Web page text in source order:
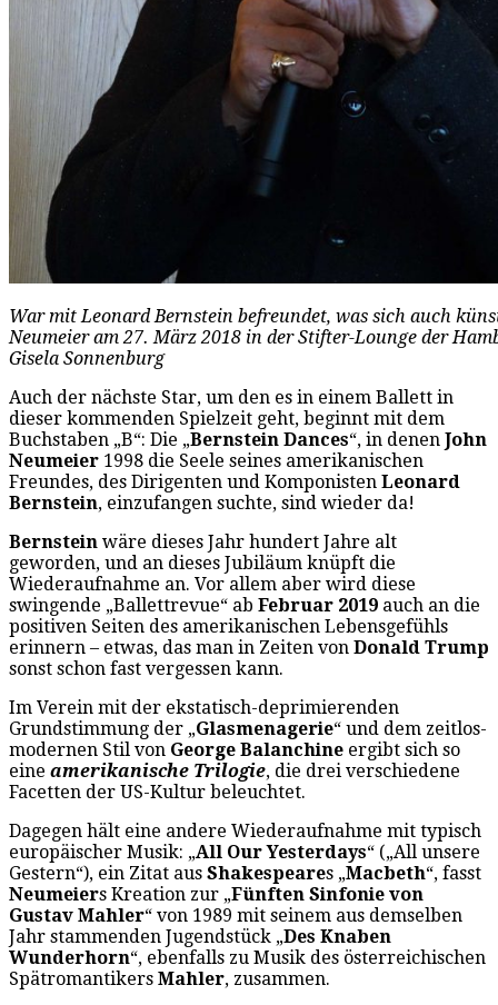
War mit Leonard Bernstein befreundet, was sich auch
Neumeier am 27. März 2018 in der Stifter-Lounge der
Gisela Sonnenburg
Auch der nächste Star, um den es in einem Ballett in
dieser kommenden Spielzeit geht, beginnt mit dem
Buchstaben „B“: Die „Bernstein Dances“, in denen John
Neumeier 1998 die Seele seines amerikanischen
Freundes, des Dirigenten und Komponisten Leonard
Bernstein, einzufangen suchte, sind wieder da!
Bernstein wäre dieses Jahr hundert Jahre alt
geworden, und an dieses Jubiläum knüpft die
Wiederaufnahme an. Vor allem aber wird diese
swingende „Ballettrevue“ ab Februar 2019 auch an die
positiven Seiten des amerikanischen Lebensgefühls
erinnern – etwas, das man in Zeiten von Donald Trump
sonst schon fast vergessen kann.
Im Verein mit der ekstatisch-deprimierenden
Grundstimmung der „Glasmenagerie“ und dem zeitlos-
modernen Stil von George Balanchine ergibt sich so
eine amerikanische Trilogie, die drei verschiedene
Facetten der US-Kultur beleuchtet.
Dagegen hält eine andere Wiederaufnahme mit typisch
europäischer Musik: „All Our Yesterdays“ („All unsere
Gestern“), ein Zitat aus Shakespeares „Macbeth“, fasst
Neumeiers Kreation zur „Fünften Sinfonie von
Gustav Mahler“ von 1989 mit seinem aus demselben
Jahr stammenden Jugendstück „Des Knaben
Wunderhorn“, ebenfalls zu Musik des österreichischen
Spätromantikers Mahler, zusammen.